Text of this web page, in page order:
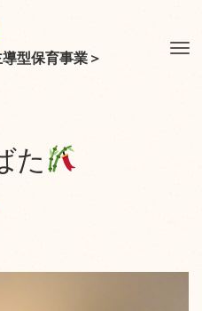
型保育事業＞
た